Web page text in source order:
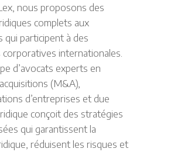
nous proposons des
complets aux
qui participent à des
internationales.
d’avocats experts en
(M&A),
d’entreprises et due
conçoit des stratégies
qui garantissent la
réduisent les risques et